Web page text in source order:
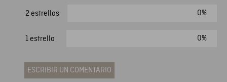
2 estrellas 0%
1 estrella 0%
ESCRIBIR UN COMENTARIO